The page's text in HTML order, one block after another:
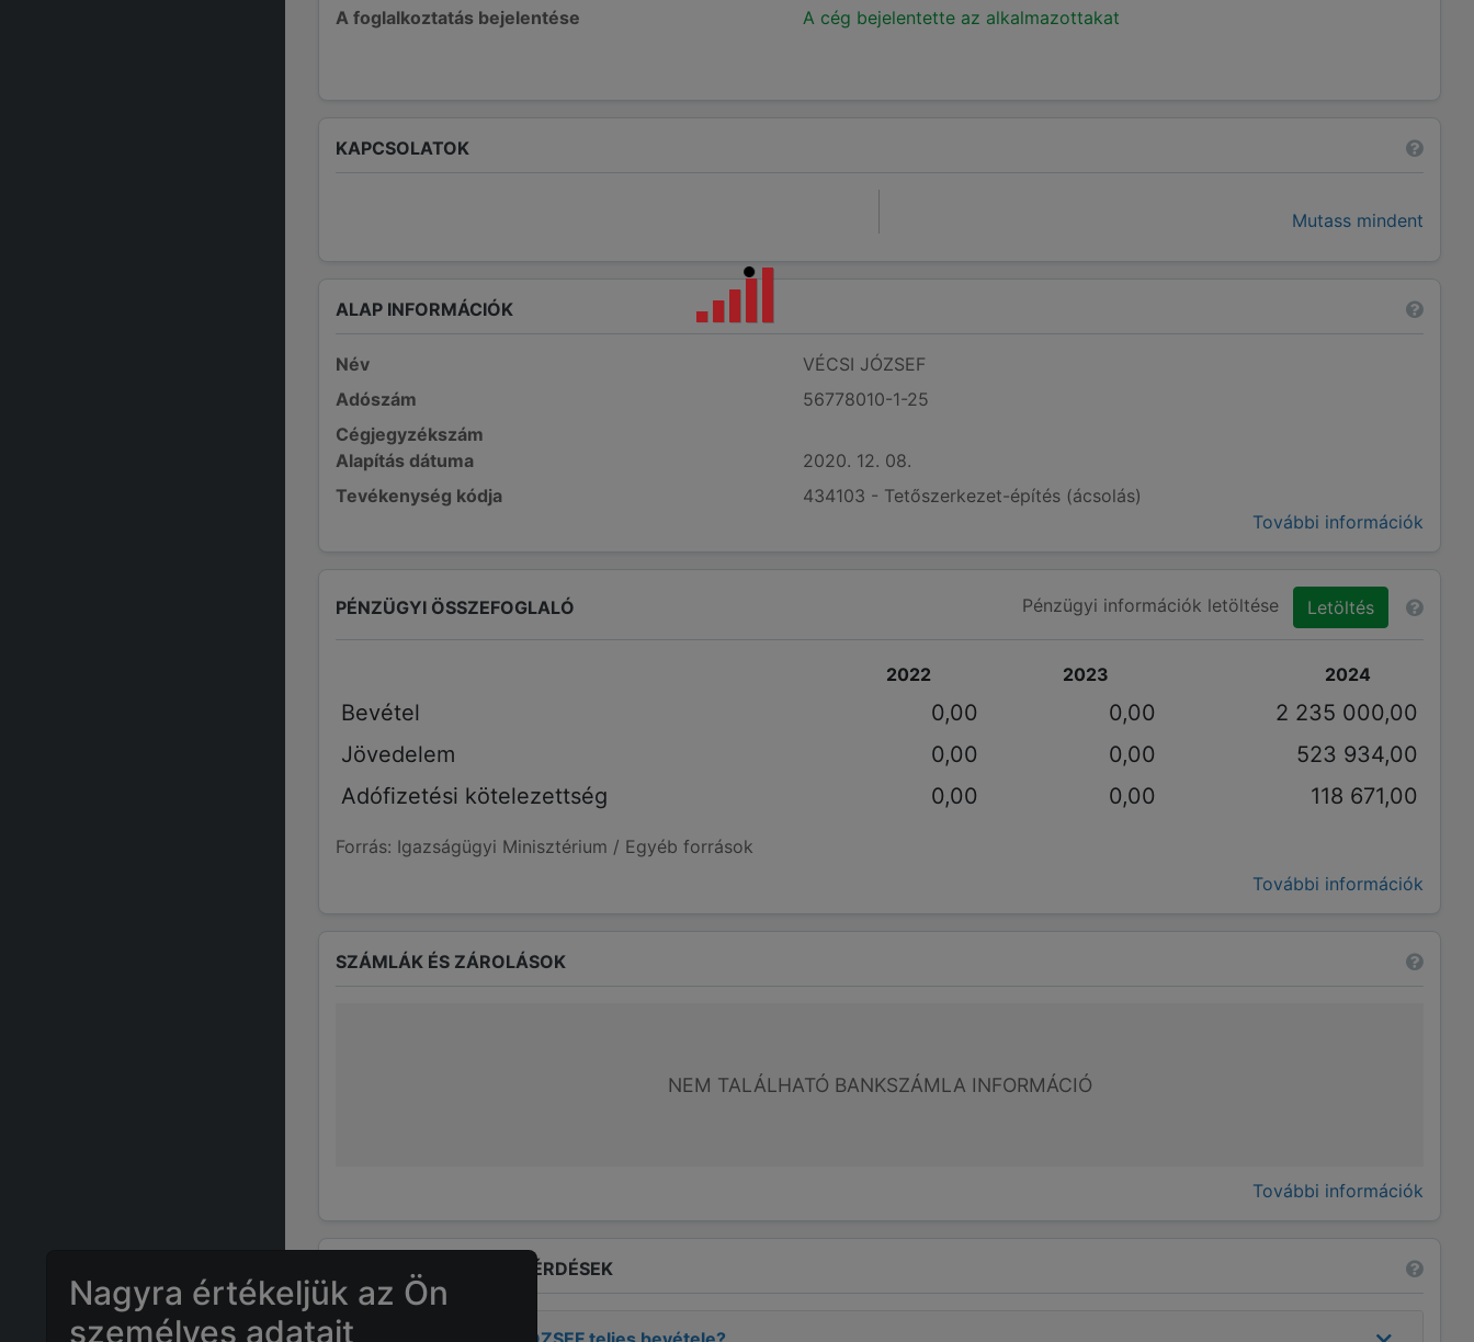
A foglalkoztatás bejelentése
A cég bejelentette az alkalmazottakat
KAPCSOLATOK
Mutass mindent
ALAP INFORMÁCIÓK
Név
VÉCSI JÓZSEF
Adószám
56778010-1-25
Cégjegyzékszám
Alapítás dátuma
2020. 12. 08.
Tevékenység kódja
434103 - Tetőszerkezet-építés (ácsolás)
További információk
PÉNZÜGYI ÖSSZEFOGLALÓ Pénzügyi információk letöltése Letöltés
2022 2023 2024
Bevétel 0,00 0,00
2 235 000,00
Jövedelem
0,00 0,00
523 934,00
Adófizetési kötelezettség
0,00 0,00 118 671,00
Forrás: Igazságügyi Minisztérium / Egyéb források
További információk
SZÁMLÁK ÉS ZÁROLÁSOK
NEM TALÁLHATÓ BANKSZÁMLA INFORMÁCIÓ
További információk
GYAKRAN ISMÉTELT KÉRDÉSEK
Nagyra értékeljük az Ön
személyes adatait